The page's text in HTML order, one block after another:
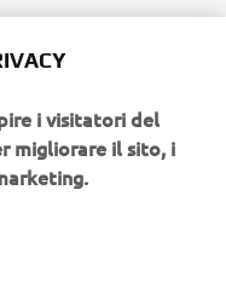
tempo nascono altri
invernale in
di settembre con
e gambe di
nell’ultima settimana
via Del Sale fino
i visitatori del
migliorare il sito, i